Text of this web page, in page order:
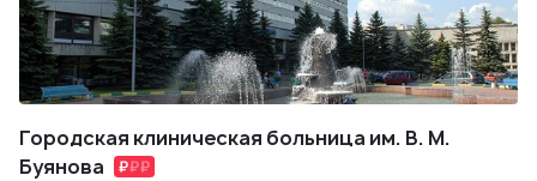
Городская клиническая больница им. В. М.
Буянова